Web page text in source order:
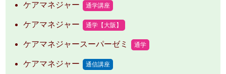
ケアマネジャー 通学講座
ケアマネジャー 通学【大阪】
ケアマネジャースーパーゼミ 通学
ケアマネジャー 通信講座